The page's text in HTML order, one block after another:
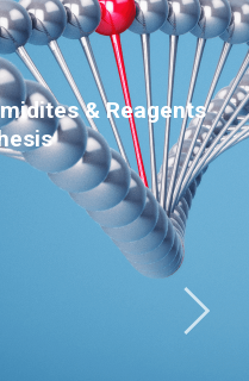
& Reagents